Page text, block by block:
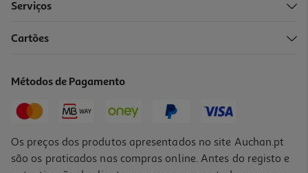
Serviços
Cartões
Métodos de Pagamento
Os preços dos produtos apresentados no site Auchan.pt
são os praticados nas compras online. Antes do registo e